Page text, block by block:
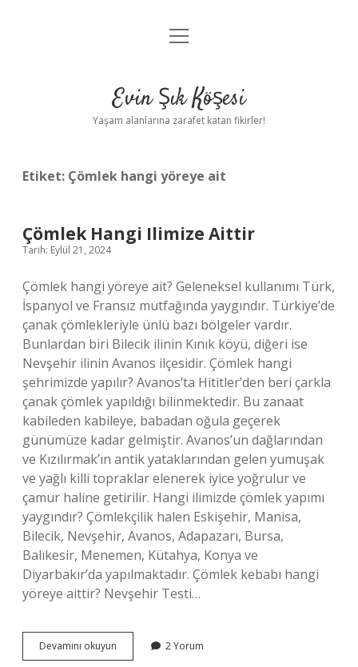
Anasayfa
Yasal Uyarı
menüyü
Evin Şık Köşesi
Yaşam alanlarına zarafet katan fikirler!
Etiket: Çömlek hangi yöreye ait
Çömlek Hangi Ilimize Aittir
Tarih: Eylül 21, 2024
Çömlek hangi yöreye ait? Geleneksel kullanımı Türk,
İspanyol ve Fransız mutfağında yaygındır. Türkiye’de
çanak çömlekleriyle ünlü bazı bölgeler vardır.
Bunlardan biri Bilecik ilinin Kınık köyü, diğeri ise
Nevşehir ilinin Avanos ilçesidir. Çömlek hangi
şehrimizde yapılır? Avanos’ta Hititler’den beri çarkla
çanak çömlek yapıldığı bilinmektedir. Bu zanaat
kabileden kabileye, babadan oğula geçerek
günümüze kadar gelmiştir. Avanos’un dağlarından
ve Kızılırmak’ın antik yataklarından gelen yumuşak
ve yağlı killi topraklar elenerek iyice yoğrulur ve
çamur haline getirilir. Hangi ilimizde çömlek yapımı
yaygındır? Çömlekçilik halen Eskişehir, Manisa,
Bilecik, Nevşehir, Avanos, Adapazarı, Bursa,
Balıkesir, Menemen, Kütahya, Konya ve
Diyarbakır’da yapılmaktadır. Çömlek kebabı hangi
yöreye aittir? Nevşehir Testi…
Devamını okuyun
Hangi
2 Yorum